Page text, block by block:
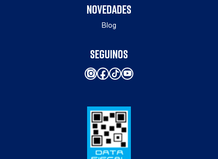
NOVEDADES
Blog
SEGUINOS
Instagram
Facebook
TikTokYouTube